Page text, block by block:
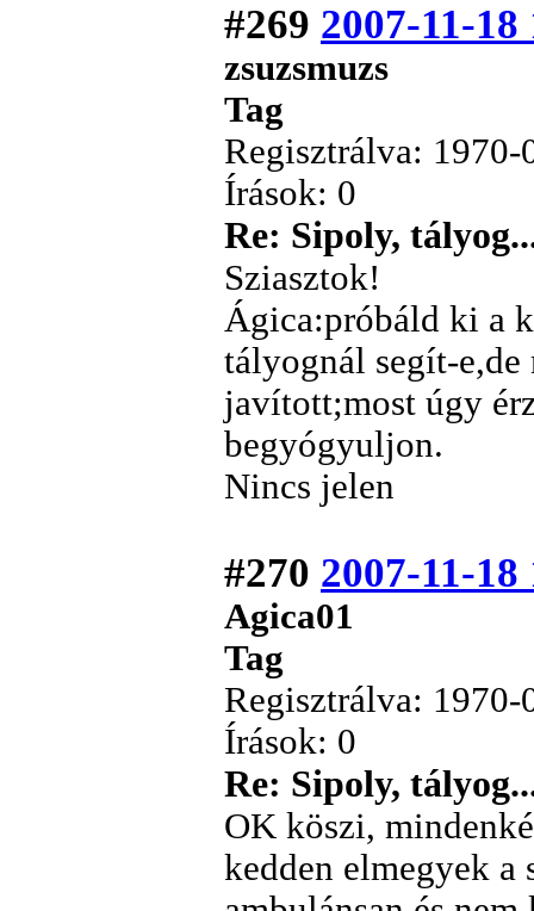
#269 2007-11-18
zsuzsmuzs
Tag
Regisztrálva: 1970-
Írások: 0
Re: Sipoly,
Sziasztok!
Ágica:próbáld ki a
tályognál segít-
javított;most úgy
begyógyuljon.
Nincs jelen
#270 2007-11-18
Agica01
Tag
Regisztrálva: 1970-
Írások: 0
Re: Sipoly,
OK köszi,
kedden elmegyek a